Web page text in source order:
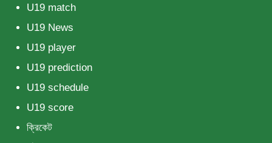
U19 match
U19 News
U19 player
U19 prediction
U19 schedule
U19 score
ক্রিকেট